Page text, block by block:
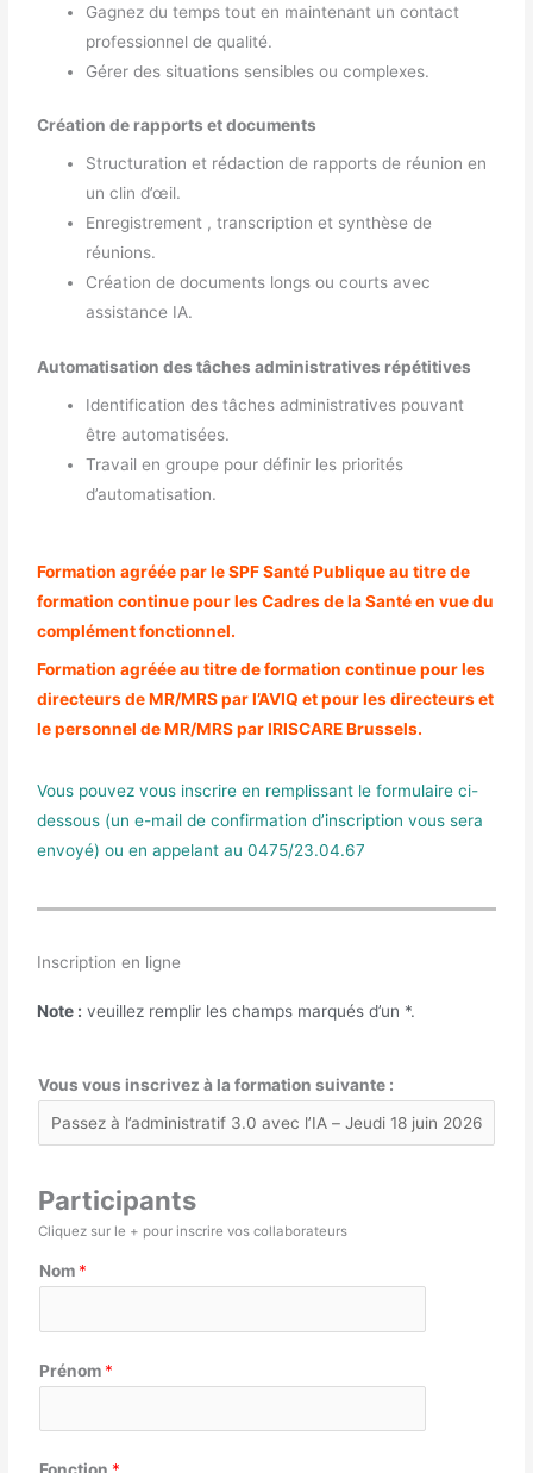
Gagnez du temps tout en maintenant un contact
professionnel de qualité.
Gérer des situations sensibles ou complexes.
Création de rapports et documents
Structuration et rédaction de rapports de réunion en
un clin d’œil.
Enregistrement , transcription et synthèse de
réunions.
Création de documents longs ou courts avec
assistance IA.
Automatisation des tâches administratives répétitives
Identification des tâches administratives pouvant
être automatisées.
Travail en groupe pour définir les priorités
d’automatisation.
Formation agréée par le SPF Santé Publique au titre de
formation continue pour les Cadres de la Santé en vue du
complément fonctionnel.
Formation agréée au titre de formation continue pour les
directeurs de MR/MRS par l’AVIQ et pour les directeurs et
le personnel de MR/MRS par IRISCARE Brussels.
Vous pouvez vous inscrire en remplissant le formulaire ci-
dessous (un e-mail de confirmation d’inscription vous sera
envoyé) ou en appelant au 0475/23.04.67
Inscription en ligne
Note : veuillez remplir les champs marqués d’un *.
Vous vous inscrivez à la formation suivante :
Participants
Cliquez sur le + pour inscrire vos collaborateurs
Nom *
Prénom *